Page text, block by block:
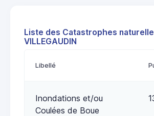
Liste des Catastrophes
VILLEGAUDIN
Libellé
Inondations et/ou
Coulées de Boue